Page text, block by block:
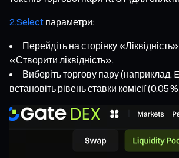
2.Select параметри:
Перейдіть на сторінку
«Створити ліквідність».
Виберіть торгову пару (наприклад,
встановіть рівень ставки комісії (0,05